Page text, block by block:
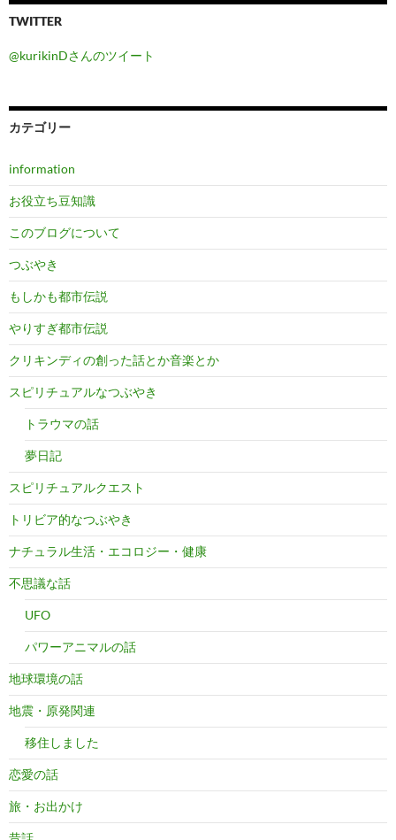
TWITTER
@kurikinDさんのツイート
カテゴリー
information
お役立ち豆知識
このブログについて
つぶやき
もしかも都市伝説
やりすぎ都市伝説
クリキンディの創った話とか音楽とか
スピリチュアルなつぶやき
トラウマの話
夢日記
スピリチュアルクエスト
トリビア的なつぶやき
ナチュラル生活・エコロジー・健康
不思議な話
UFO
パワーアニマルの話
地球環境の話
地震・原発関連
移住しました
恋愛の話
旅・お出かけ